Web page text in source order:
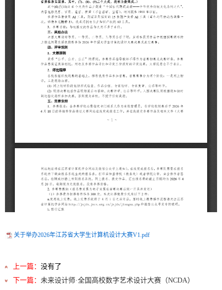
关于举办2026年江苏省大学生计算机设计大赛V1.pdf
上一篇： 没有了
下一篇： 未来设计师·全国高校数字艺术设计大赛（NCDA）